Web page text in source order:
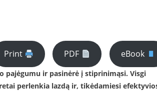
Print PDF eBook
pajėgumu ir pasinėrė į stiprinimąsi. Visgi
perlenkia lazdą ir, tikėdamiesi